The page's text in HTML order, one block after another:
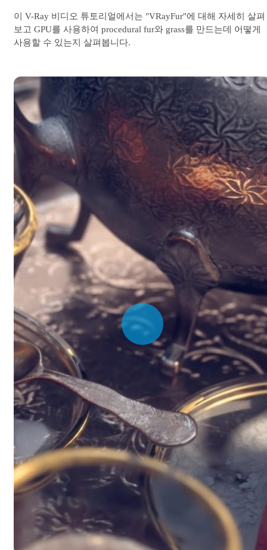
이 V-Ray 비디오 튜토리얼에서는 "VRayFur"에 대해 자세히 살펴
보고 GPU를 사용하여 procedural fur와 grass를 만드는데 어떻게
사용할 수 있는지 살펴봅니다.